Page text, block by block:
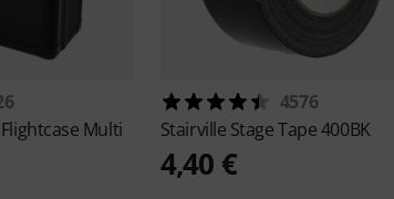
Multi
4576
Stairville Stage Tape 400BK
4,40 €